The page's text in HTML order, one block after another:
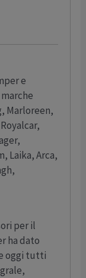
e
Marloreen,
Laika, Arca,
per il
ha dato
oggi tutti